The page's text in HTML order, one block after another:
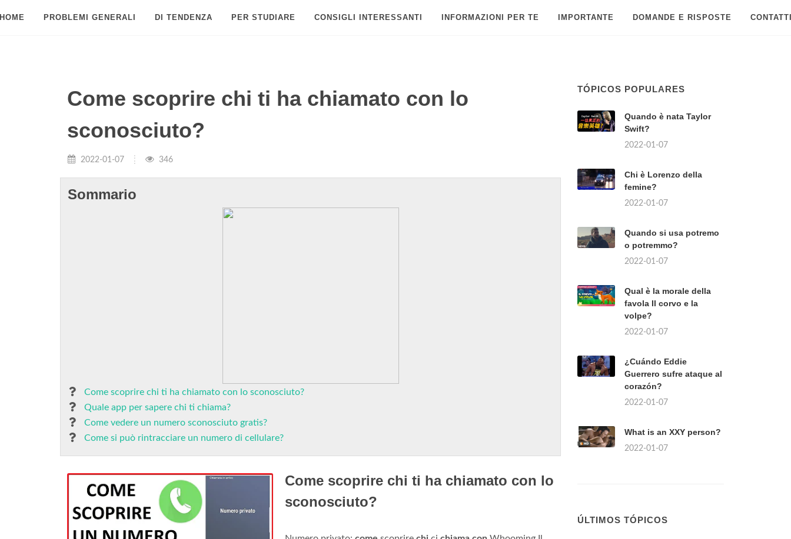
PROBLEMI GENERALI DI TENDENZA PER STUDIARE CONSIGLI INTERESSANTI INFORMAZIONI PER TE IMPORTANTE DOMANDE E RISPOSTE
Come scoprire chi ti ha chiamato con lo
sconosciuto?
2022-01-07 346
Sommario
Come scoprire chi ti ha chiamato con lo sconosciuto?
Quale app per sapere chi ti chiama?
Come vedere un numero sconosciuto gratis?
Come si può rintracciare un numero di cellulare?
Come scoprire chi ti ha chiamato con lo
sconosciuto?
TÓPICOS POPULARES
Quando è nata Taylor
Swift?
2022-01-07
Chi è Lorenzo della
femine?
2022-01-07
Quando si usa potremo
o potremmo?
2022-01-07
Qual è la morale della
favola Il corvo e la
volpe?
2022-01-07
¿Cuándo Eddie
Guerrero sufre ataque al
corazón?
2022-01-07
What is an XXY person?
2022-01-07
ÚLTIMOS TÓPICOS